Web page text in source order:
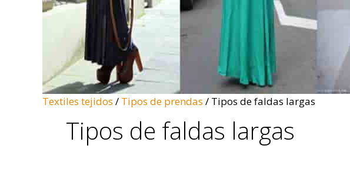
Textiles tejidos / Tipos de prendas / Tipos de faldas largas
Tipos de faldas largas